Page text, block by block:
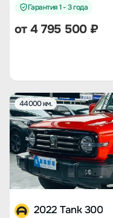
Гарантия 1 - 3 года
от4 795 500₽
44000 км.
2022 Tank 300